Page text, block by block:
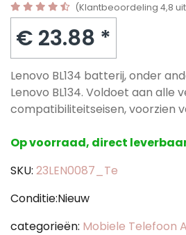
(Klantbeoordeling 4,8
€ 23.88 *
Lenovo BL134 batterij, onder
Lenovo BL134. Voldoet aan alle
compatibiliteitseisen, voorzien
Op voorraad, direct
SKU: 23LEN0087_Te
Conditie:Nieuw
categorieën: Mobiele Telefoon